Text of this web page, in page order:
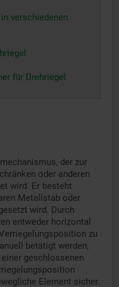
verschiedenen
für Drehriegel
der zur
oder anderen
wird. Er besteht
Metallstab oder
wird. Durch
entweder horizontal
zu
betätigt werden,
geschlossenen
Element sicher.